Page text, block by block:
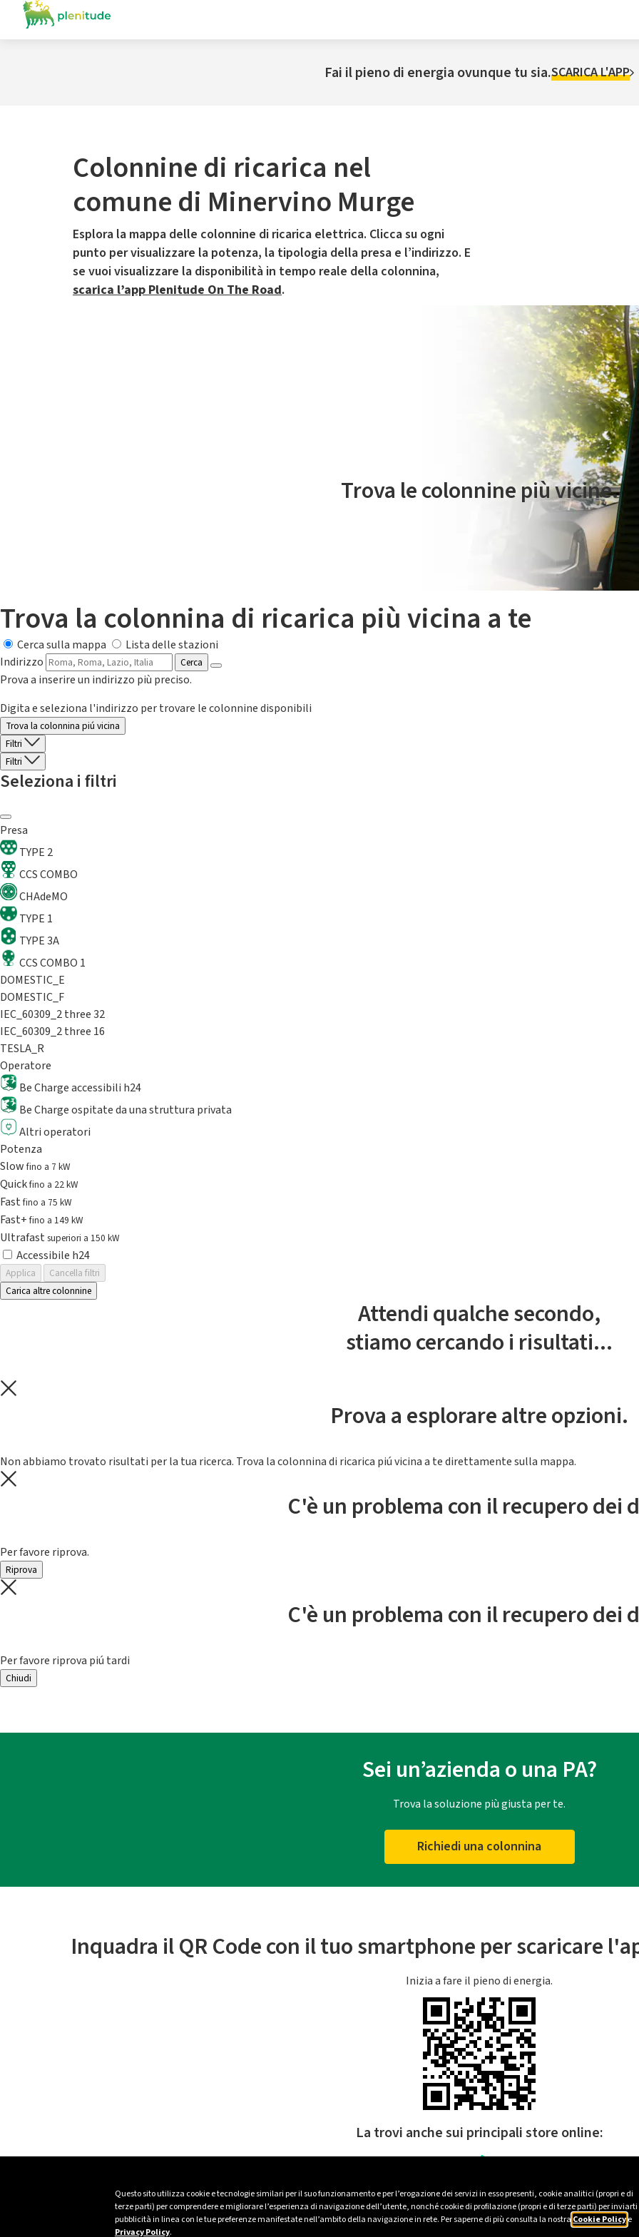
Questo sito utilizza cookie e tecnologie similari per il suo funzionamento e per l’erogazione dei servizi in esso presenti, cookie analitici (propri e di
terze parti) per comprendere e migliorare l’esperienza di navigazione dell’utente, nonché cookie di profilazione (propri e di terze parti) per inviarti
pubblicità in linea con le tue preferenze manifestate nell’ambito della navigazione in rete. Per saperne di più consulta la nostra Cookie Policye
Privacy Policy.
Fai il pieno di energia ovunque tu sia.SCARICA L'APP
Colonnine di ricarica nel
comune di Minervino Murge
Esplora la mappa delle colonnine di ricarica elettrica. Clicca su ogni
punto per visualizzare la potenza, la tipologia della presa e l’indirizzo. E
se vuoi visualizzare la disponibilità in tempo reale della colonnina,
scarica l’app Plenitude On The Road.
Il servizio di mobilità elettrica è gestito da Plenitude On The Road
Trova le colonnine più vicine.
Trova la colonnina di ricarica più vicina a te
Cerca sulla mappa
Lista delle stazioni
Indirizzo
Cerca
Prova a inserire un indirizzo più preciso.
Digita e seleziona l'indirizzo per trovare le colonnine disponibili
Trova la colonnina piú vicina
Filtri
Filtri
Seleziona i filtri
Presa
TYPE 2
CCS COMBO
CHAdeMO
TYPE 1
TYPE 3A
CCS COMBO 1
DOMESTIC_E
DOMESTIC_F
IEC_60309_2 three 32
IEC_60309_2 three 16
TESLA_R
Operatore
Be Charge accessibili h24
Be Charge ospitate da una struttura privata
Altri operatori
Potenza
Slowfino a 7 kW
Quickfino a 22 kW
Fastfino a 75 kW
Fast+fino a 149 kW
Ultrafast superiori a 150 kW
Accessibile h24
Applica
Cancella filtri
Carica altre colonnine
Attendi qualche secondo,
stiamo cercando i risultati...
Prova a esplorare altre opzioni.
Non abbiamo trovato risultati per la tua ricerca. Trova la colonnina di ricarica piú vicina a te direttamente sulla mappa.
C'è un problema con il recupero dei
Per favore riprova.
Riprova
C'è un problema con il recupero dei
Per favore riprova piú tardi
Chiudi
Sei un’azienda o una PA?
Trova la soluzione più giusta per te.
Richiedi una colonnina
Inquadra il QR Code con il tuo smartphone per scaricare
Inizia a fare il pieno di energia.
La trovi anche sui principali store online: